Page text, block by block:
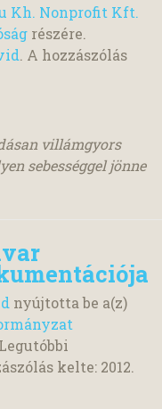
Kh. Nonprofit Kft.
részére.
. A hozzászólás
villámgyors
sebességgel jönne
nyújtotta be a(z)
kelte: 2012.